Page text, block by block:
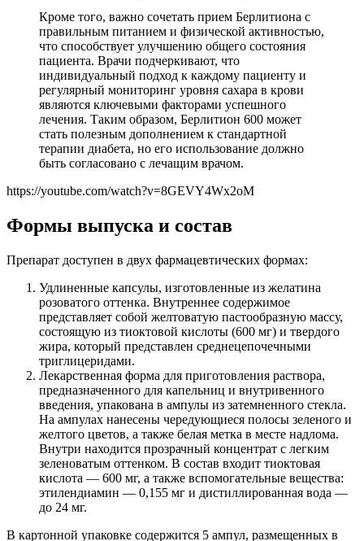
Кроме того, важно сочетать прием Берлитиона с
правильным питанием и физической активностью,
что способствует улучшению общего состояния
пациента. Врачи подчеркивают, что
индивидуальный подход к каждому пациенту и
регулярный мониторинг уровня сахара в крови
являются ключевыми факторами успешного
лечения. Таким образом, Берлитион 600 может
стать полезным дополнением к стандартной
терапии диабета, но его использование должно
быть согласовано с лечащим врачом.
https://youtube.com/watch?v=8GEVY4Wx2oM
Формы выпуска и состав
Препарат доступен в двух фармацевтических формах:
Удлиненные капсулы, изготовленные из желатина
розоватого оттенка. Внутреннее содержимое
представляет собой желтоватую пастообразную массу,
состоящую из тиоктовой кислоты (600 мг) и твердого
жира, который представлен среднецепочечными
триглицеридами.
Лекарственная форма для приготовления раствора,
предназначенного для капельниц и внутривенного
введения, упакована в ампулы из затемненного стекла.
На ампулах нанесены чередующиеся полосы зеленого и
желтого цветов, а также белая метка в месте надлома.
Внутри находится прозрачный концентрат с легким
зеленоватым оттенком. В состав входит тиоктовая
кислота — 600 мг, а также вспомогательные вещества:
этилендиамин — 0,155 мг и дистиллированная вода —
до 24 мг.
В картонной упаковке содержится 5 ампул, размещенных в